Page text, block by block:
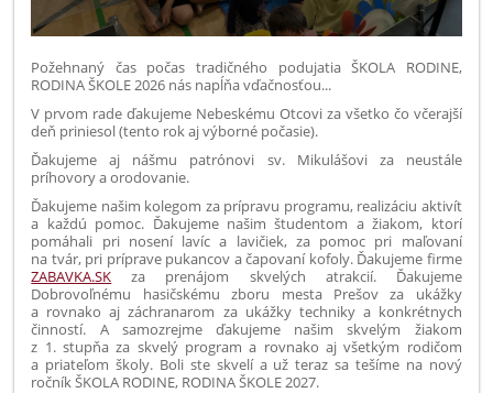
Požehnaný čas počas tradičného podujatia ŠKOLA RODINE,
RODINA ŠKOLE 2026 nás napĺňa vďačnosťou...
V prvom rade ďakujeme Nebeskému Otcovi za všetko čo včerajší
deň priniesol (tento rok aj výborné počasie).
Ďakujeme aj nášmu patrónovi sv. Mikulášovi za neustále
príhovory a orodovanie.
Ďakujeme našim kolegom za prípravu programu, realizáciu aktivít
a každú pomoc. Ďakujeme našim študentom a žiakom, ktorí
pomáhali pri nosení lavíc a lavičiek, za pomoc pri maľovaní
na tvár, pri príprave pukancov a čapovaní kofoly. Ďakujeme firme
ZABAVKA.SK za prenájom skvelých atrakcií. Ďakujeme
Dobrovoľnému hasičskému zboru mesta Prešov za ukážky
a rovnako aj záchranarom za ukážky techniky a konkrétnych
činností. A samozrejme ďakujeme našim skvelým žiakom
z 1. stupňa za skvelý program a rovnako aj všetkým rodičom
a priateľom školy. Boli ste skvelí a už teraz sa tešíme na nový
ročník ŠKOLA RODINE, RODINA ŠKOLE 2027.